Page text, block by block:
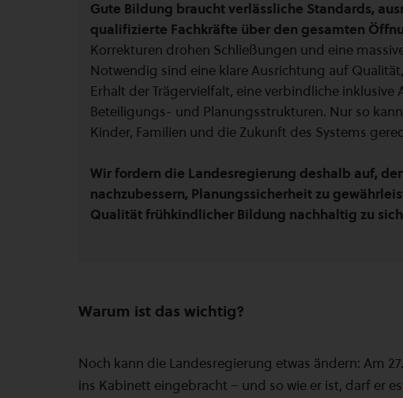
Gute Bildung braucht verlässliche Standards,
qualifizierte Fachkräfte über den gesamten
Korrekturen drohen Schließungen und eine
Notwendig sind eine klare Ausrichtung auf
Erhalt der Trägervielfalt, eine verbindliche
Beteiligungs- und Planungsstrukturen. Nur so
Kinder, Familien und die Zukunft des Systems
Wir fordern die Landesregierung deshalb auf,
nachzubessern, Planungssicherheit zu
Qualität frühkindlicher Bildung nachhaltig zu
Warum ist das wichtig?
Noch kann die Landesregierung etwas ändern: Am
ins Kabinett eingebracht – und so wie er ist, darf er